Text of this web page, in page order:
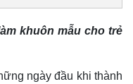
Việt Nam
khuôn mẫu cho trẻ
ngày đầu khi thành